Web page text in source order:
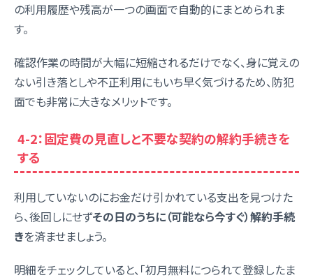
の利用履歴や残高が一つの画面で自動的にまとめられま
す。
確認作業の時間が大幅に短縮されるだけでなく、身に覚えの
ない引き落としや不正利用にもいち早く気づけるため、防犯
面でも非常に大きなメリットです。
4-2：固定費の見直しと不要な契約の解約手続きを
する
利用していないのにお金だけ引かれている支出を見つけた
ら、後回しにせずその日のうちに（可能なら今すぐ）解約手続
きを済ませましょう。
明細をチェックしていると、「初月無料につられて登録したま